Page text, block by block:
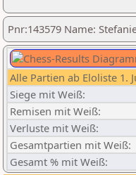
Pnr:143579 Name:
Alle Partien ab Eloliste 1.
Siege mit Weiß:
Remisen mit Weiß:
Verluste mit Weiß:
Gesamtpartien mit Weiß:
Gesamt % mit Weiß: